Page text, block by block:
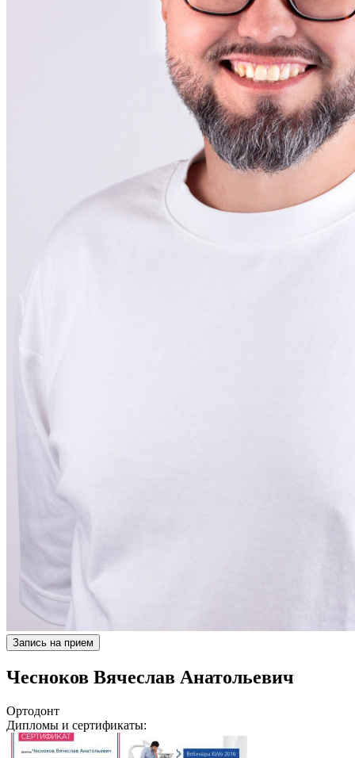
Запись на прием
Чесноков Вячеслав Анатольевич
Ортодонт
Дипломы и сертификаты: